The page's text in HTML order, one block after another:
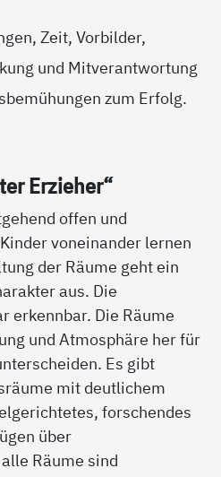
Zeit, Vorbilder,
und Mitverantwortung
zum Erfolg.
Er­zie­her“
offen und
voneinander lernen
der Räume geht ein
aus. Die
erkennbar. Die Räume
und Atmosphäre her für
Es gibt
mit deutlichem
forschendes
über
Räume sind